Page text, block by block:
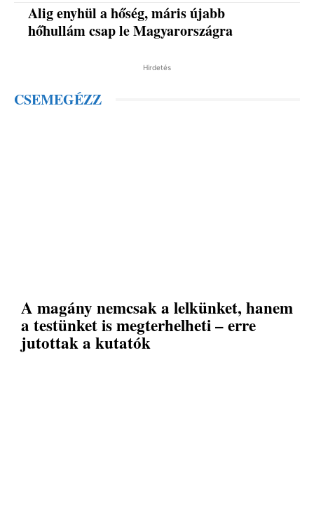
Alig enyhül a hőség, máris újabb
hőhullám csap le Magyarországra
Hirdetés
CSEMEGÉZZ
A magány nemcsak a lelkünket, hanem
a testünket is megterhelheti – erre
jutottak a kutatók